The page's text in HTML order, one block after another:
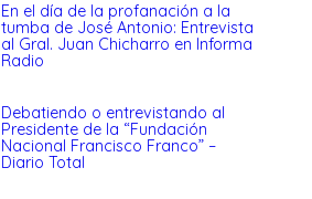
En el día de la profanación a la
tumba de José Antonio: Entrevista
al Gral. Juan Chicharro en Informa
Radio
Debatiendo o entrevistando al
Presidente de la “Fundación
Nacional Francisco Franco” –
Diario Total